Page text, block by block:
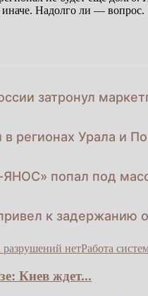
Надолго ли — вопрос.
затронул
регионах Урала и
попал под
к задержанию
нетРабота
Киев ждет...